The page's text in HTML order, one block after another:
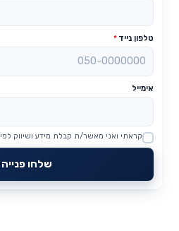
טלפון נייד *
אימייל
Website
קראתי ואני מאשר/ת קבלת מידע ושיווק לפי
שלחו פנייה